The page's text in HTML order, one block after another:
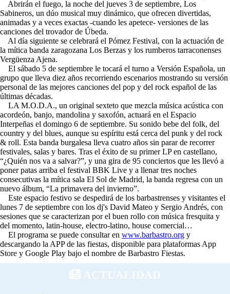
Abrirán el fuego, la noche del jueves 3 de septiembre, Los
Sabineros, un dúo musical muy dinámico, que ofrecen divertidas,
animadas y a veces exactas -cuando les apetece- versiones de las
canciones del trovador de Úbeda.
Al día siguiente se celebrará el Pómez Festival, con la actuación de
la mítica banda zaragozana Los Berzas y los rumberos tarraconenses
Vergüenza Ajena.
El sábado 5 de septiembre le tocará el turno a Versión Española, un
grupo que lleva diez años recorriendo escenarios mostrando su versión
personal de las mejores canciones del pop y del rock español de las
últimas décadas.
LA M.O.D.A., un original sexteto que mezcla música acústica con
acordeón, banjo, mandolina y saxofón, actuará en el Espacio
Interpeñas el domingo 6 de septiembre. Su sonido bebe del folk, del
country y del blues, aunque su espíritu está cerca del punk y del rock
& roll. Esta banda burgalesa lleva cuatro años sin parar de recorrer
festivales, salas y bares. Tras el éxito de su primer LP en castellano,
“¿Quién nos va a salvar?”, y una gira de 95 conciertos que les llevó a
poner patas arriba el festival BBK Live y a llenar tres noches
consecutivas la mítica sala El Sol de Madrid, la banda regresa con un
nuevo álbum, “La primavera del invierno”.
Este espacio festivo se despedirá de los barbastrenses y visitantes el
lunes 7 de septiembre con los dj's David Mateo y Sergio Andrés, con
sesiones que se caracterizan por el buen rollo con música fresquita y
del momento, latin-house, electro-latino, house comercial…
El programa se puede consultar en www.barbastro.org y
descargando la APP de las fiestas, disponible para plataformas App
Store y Google Play bajo el nombre de Barbastro Fiestas.
ACTUALIDAD